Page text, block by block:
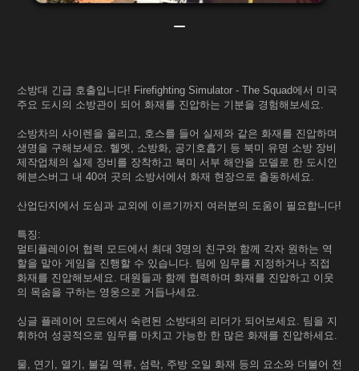
소방대 긴급 호출입니다! Firefighting Simulator - The Squad에서 미국
주요 도시의 소방관이 되어 화재를 진압하는 기분을 경험해보세요.
소방차의 사이렌을 울리고, 호스를 들어 실제와 같은 화재를 진압하며
생명을 구해보세요. 헬멧, 소방화, 공기호흡기 등 북미 유명 소방 장비
제작업체의 실제 장비를 장착하고 북미 서부 해안을 모델로 한 도시인
헤븐스버그 내 40여 곳의 소방서에서 화재 현장으로 출동하세요.
산업단지에서 도심과 교외에 이르기까지 여러분의 도움이 필요합니다!
특징:
멀티플레이어 협력 모드에서 최대 3명의 친구와 함께 각자 원하는 역
할을 맡아 게임을 진행할 수 있습니다. 팀에 임무를 지정하거나 직접
화재를 진압해보세요. 대원들과 함께 협력하며 화재를 진압하고 이웃
의 목숨을 구하는 영웅으로 거듭나세요.
싱글 플레이어 모드에서 숙련된 소방대의 리더가 되어보세요. 팀을 지
휘하여 성공적으로 임무를 마치고 가능한 한 많은 화재를 진압하세요.
물, 연기, 열기, 불길 역류, 섬락, 주방 오일 화재 등의 요소와 더불어 전